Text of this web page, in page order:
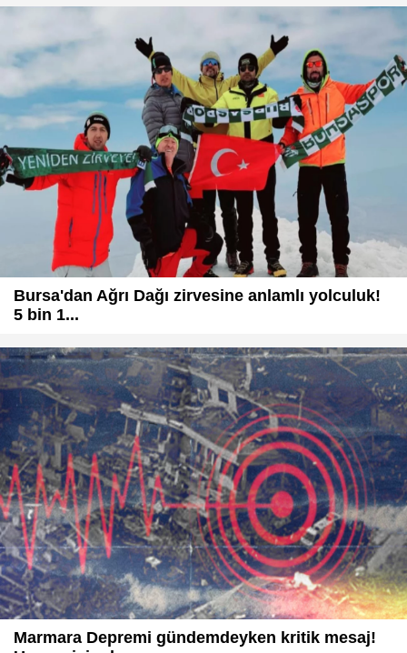
Bursa'dan Ağrı Dağı zirvesine anlamlı yolculuk!
5 bin 1...
Marmara Depremi gündemdeyken kritik mesaj!